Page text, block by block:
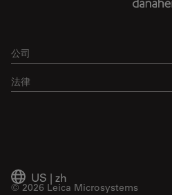
公司
法律
US | zh
© 2026 Leica Microsystems